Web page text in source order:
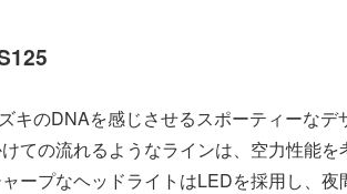
キのDNAを感じさせるスポーティーな
ての流れるようなラインは、空力性能
ープなヘッドライトはLEDを採用し、